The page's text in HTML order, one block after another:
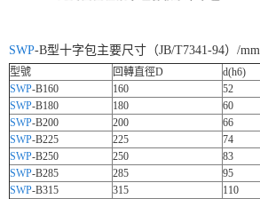
SWP-B型十字包主要尺寸（JB/T7341-94）/mm
型號 回轉直徑D d(h6)
SWP-B160 160 52
SWP-B180 180 60
SWP-B200 200 66
SWP-B225 225 74
SWP-B250 250 83
SWP-B285 285 95
SWP-B315 315 110